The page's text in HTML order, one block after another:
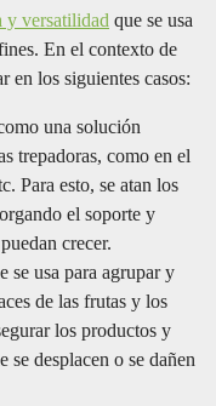
y versatilidad que se usa
En el contexto de
en los siguientes casos:
una solución
trepadoras, como en el
Para esto, se atan los
el soporte y
crecer.
se usa para agrupar y
de las frutas y los
los productos y
desplacen o se dañen